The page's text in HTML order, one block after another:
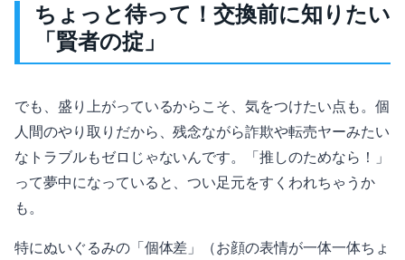
ちょっと待って！交換前に知りたい
「賢者の掟」
でも、盛り上がっているからこそ、気をつけたい点も。個
人間のやり取りだから、残念ながら詐欺や転売ヤーみたい
なトラブルもゼロじゃないんです。「推しのためなら！」
って夢中になっていると、つい足元をすくわれちゃうか
も。
特にぬいぐるみの「個体差」（お顔の表情が一体一体ちょ